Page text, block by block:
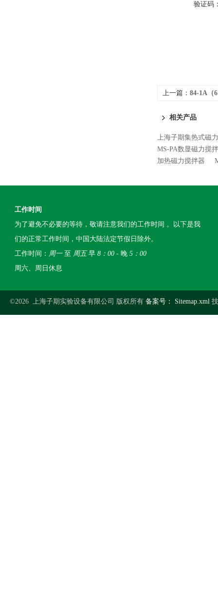
验证码
上一篇： 84-1A（
相关产品
上海子期集热式磁
MS-PA数显磁力搅
加热磁力搅拌器
工作时间
为了避免不必要的等待，敬请注意我们的工作时间 。以下是我
们的正常工作时间，中国大陆法定节假日除外。
工作时间： 周一至 周五早 8：00 - 晚 5：00
周六、周日休息
©2026 上海子期实验设备有限公司 版权所有 备案号： Sitemap.xml